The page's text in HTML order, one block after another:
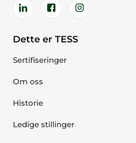
Dette er TESS
Sertifiseringer
Om oss
Historie
Ledige stillinger